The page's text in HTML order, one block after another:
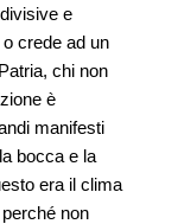
e
crede ad un
chi non
è
manifesti
bocca e la
era il clima
non